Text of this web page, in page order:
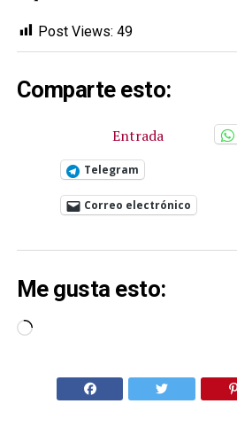
Post Views: 49
Comparte esto:
Entrada
Telegram
Correo electrónico
Me gusta esto:
Cargando...